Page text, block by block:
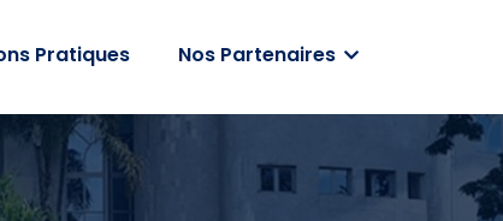
Pratiques Nos Partenaires